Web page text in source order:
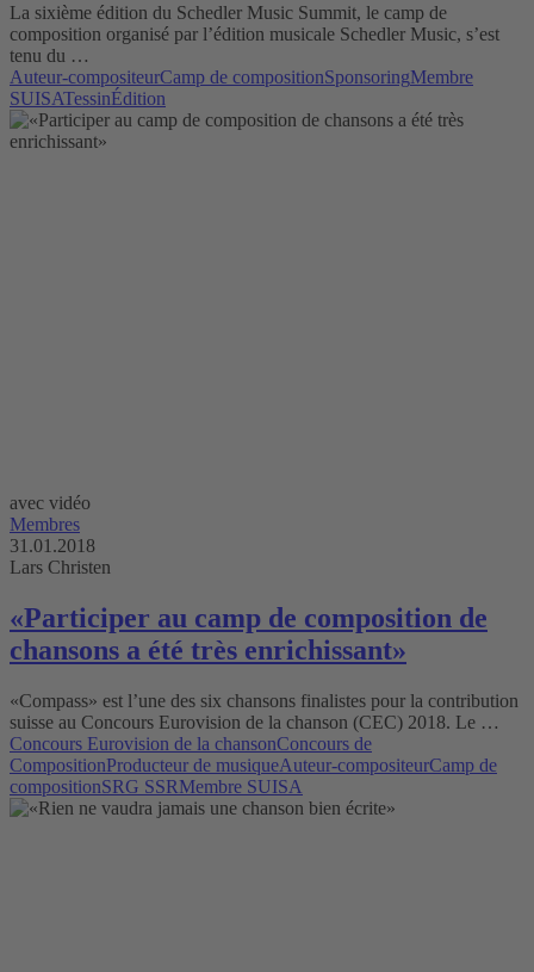
La sixième édition du Schedler Music Summit, le camp de
composition organisé par l’édition musicale Schedler Music, s’est
tenu du …
Auteur-compositeurCamp de compositionSponsoringMembre
SUISATessinÉdition
avec vidéo
Membres
31.01.2018
Lars Christen
«Participer au camp de composition de
chansons a été très enrichissant»
«Compass» est l’une des six chansons finalistes pour la contribution
suisse au Concours Eurovision de la chanson (CEC) 2018. Le …
Concours Eurovision de la chansonConcours de
CompositionProducteur de musiqueAuteur-compositeurCamp de
compositionSRG SSRMembre SUISA